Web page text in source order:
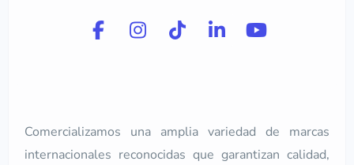
Comercializamos una amplia variedad de marcas
internacionales reconocidas que garantizan calidad,